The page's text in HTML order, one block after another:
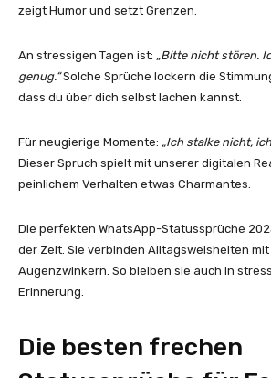
zeigt Humor und setzt Grenzen.
An stressigen Tagen ist: „Bitte nicht stören.
genug.“Solche Sprüche lockern die
dass du über dich selbst lachen kannst.
Für neugierige Momente: „Ich stalke nicht,
Dieser Spruch spielt mit unserer digitalen
peinlichem Verhalten etwas Charmantes.
Die perfekten WhatsApp-Statussprüche
der Zeit. Sie verbinden Alltagsweisheiten mit
Augenzwinkern. So bleiben sie auch in
Erinnerung.
Die besten frechen